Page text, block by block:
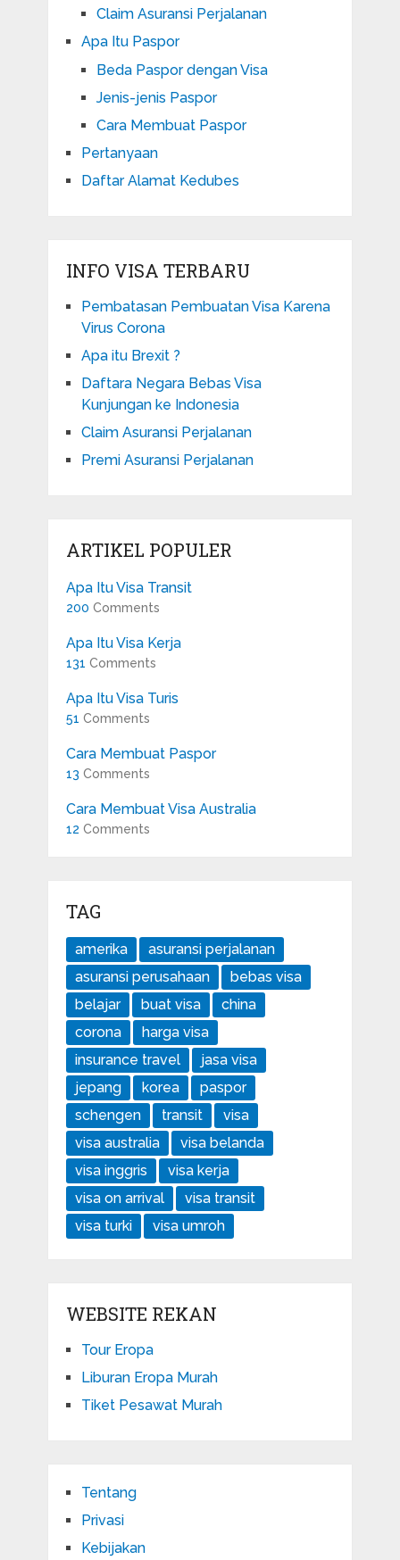
Claim Asuransi Perjalanan
Apa Itu Paspor
Beda Paspor dengan Visa
Jenis-jenis Paspor
Cara Membuat Paspor
Pertanyaan
Daftar Alamat Kedubes
INFO VISA TERBARU
Pembatasan Pembuatan Visa Karena
Virus Corona
Apa itu Brexit ?
Daftara Negara Bebas Visa
Kunjungan ke Indonesia
Claim Asuransi Perjalanan
Premi Asuransi Perjalanan
ARTIKEL POPULER
Apa Itu Visa Transit
200 Comments
Apa Itu Visa Kerja
131 Comments
Apa Itu Visa Turis
51 Comments
Cara Membuat Paspor
13 Comments
Cara Membuat Visa Australia
12 Comments
TAG
amerika
asuransi perjalanan
asuransi perusahaan
bebas visa
belajar
buat visa
china
corona
harga visa
insurance travel
jasa visa
jepang
korea
paspor
schengen
transit
visa
visa australia
visa belanda
visa inggris
visa kerja
visa on arrival
visa transit
visa turki
visa umroh
WEBSITE REKAN
Tour Eropa
Liburan Eropa Murah
Tiket Pesawat Murah
Tentang
Privasi
Kebijakan